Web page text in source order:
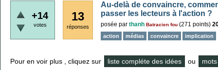
+14
votes
13
réponses
Au-delà de convaincre,
passer les lecteurs à l'action ?
posée par thanh Batracien fou (271 points)
action médias convaincre implication
Pour en voir plus , cliquez sur liste compléte des idées ou